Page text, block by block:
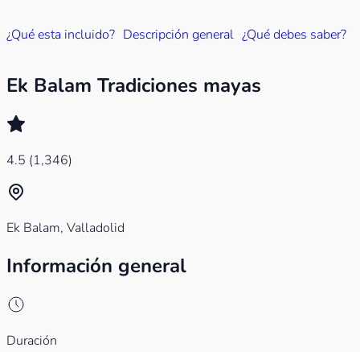
¿Qué esta incluido? Descripción general ¿Qué debes saber?
Ek Balam Tradiciones mayas
4.5 (1,346)
Ek Balam, Valladolid
Información general
Duración